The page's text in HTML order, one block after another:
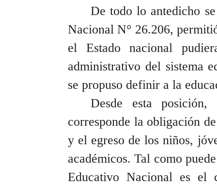
De todo lo antedicho
Nacional N° 26.206,
el Estado nacional
administrativo del sistema
se propuso definir a la
Desde esta
corresponde la obligación
y el egreso de los niños,
académicos. Tal como
Educativo Nacional es el